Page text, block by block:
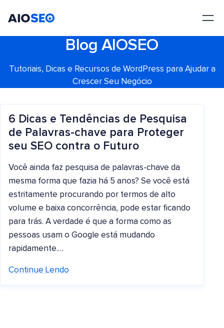
Blog AIOSEO
Tutoriais, Dicas e Recursos de WordPress para Ajudar a
Crescer Seu Negócio
6 Dicas e Tendências de Pesquisa
de Palavras-chave para Proteger
seu SEO contra o Futuro
Você ainda faz pesquisa de palavras-chave da
mesma forma que fazia há 5 anos? Se você está
estritamente procurando por termos de alto
volume e baixa concorrência, pode estar ficando
para trás. A verdade é que a forma como as
pessoas usam o Google está mudando
rapidamente.…
Continue Lendo